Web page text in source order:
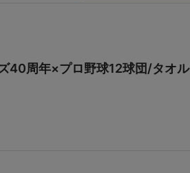
40周年×プロ野球12球団/タオル